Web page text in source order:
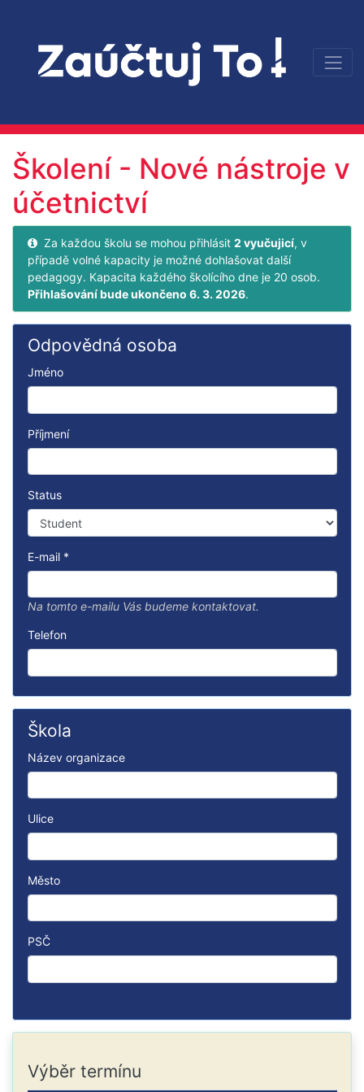
Školení - Nové nástroje v
účetnictví
Za každou školu se mohou přihlásit 2 vyučujicí, v
případě volné kapacity je možné dohlašovat další
pedagogy. Kapacita každého školícího dne je 20 osob.
Přihlašování bude ukončeno 6. 3. 2026.
Odpovědná osoba
Jméno
Příjmení
Status
E-mail *
Na tomto e-mailu Vás budeme kontaktovat.
Telefon
Škola
Název organizace
Ulice
Město
PSČ
Výběr termínu